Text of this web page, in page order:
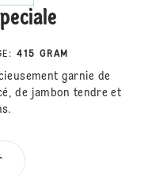
: 415 GRAM
garnie de
de jambon tendre et